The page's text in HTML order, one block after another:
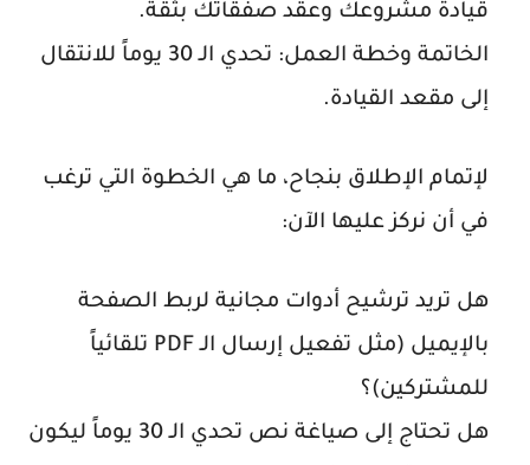
قيادة مشروعك وعقد صفقاتك بثقة.
الخاتمة وخطة العمل: تحدي الـ
30 يوماً للانتقال
إلى مقعد القيادة.
لإتمام الإطلاق بنجاح، ما هي الخطوة التي ترغب
في أن نركز عليها الآن:
هل تريد ترشيح أدوات مجانية لربط الصفحة
بالإيميل (مثل تفعيل إرسال الـ PDF تلقائياً
للمشتركين)؟
هل تحتاج إلى صياغة نص تحدي الـ 30 يوماً ليكون